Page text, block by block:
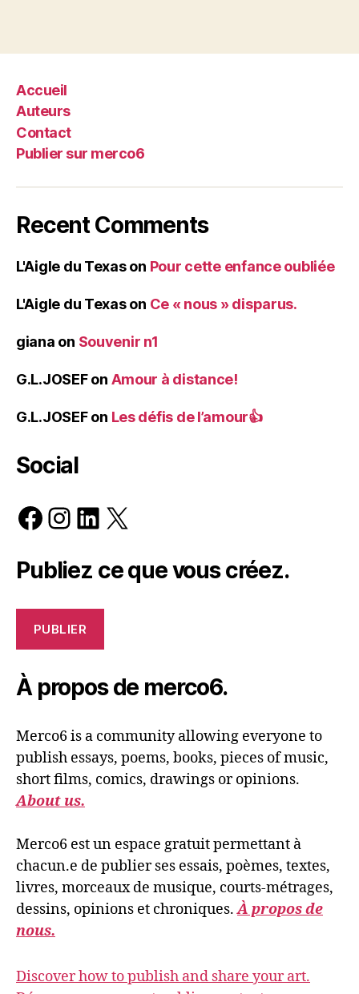
Accueil
Auteurs
Contact
Publier sur merco6
Recent Comments
L'Aigle du Texason Pour cette enfance oubliée
L'Aigle du Texason Ce « nous » disparus.
giana on Souvenir n1
G.L.JOSEFon Amour à distance!
G.L.JOSEFon Les défis de l’amour👍
Social
Facebook
Instagram
LinkedIn
X
Publiez ce que vous créez.
PUBLIER
À propos de merco6.
Merco6 is a community allowing everyone to
publish essays, poems, books, pieces of music,
short films, comics, drawings or opinions.
About us.
Merco6 est un espace gratuit permettant à
chacun.e de publier ses essais, poèmes, textes,
livres, morceaux de musique, courts-métrages,
dessins, opinions et chroniques.À propos de
nous.
Discover how to publish and share your art.